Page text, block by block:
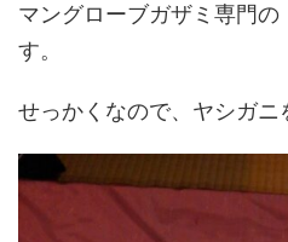
マングローブガザミ専門
す。
せっかくなので、ヤシガニ